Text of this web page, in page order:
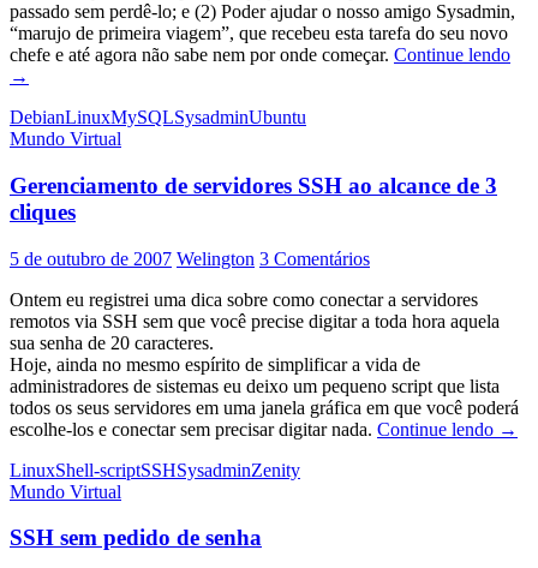
passado sem perdê-lo; e (2) Poder ajudar o nosso amigo Sysadmin,
“marujo de primeira viagem”, que recebeu esta tarefa do seu novo
chefe e até agora não sabe nem por onde começar. Continue lendo
→
DebianLinuxMySQLSysadminUbuntu
Mundo Virtual
Gerenciamento de servidores SSH ao alcance de 3
cliques
5 de outubro de 2007 Welington 3 Comentários
Ontem eu registrei uma dica sobre como conectar a servidores
remotos via SSH sem que você precise digitar a toda hora aquela
sua senha de 20 caracteres.
Hoje, ainda no mesmo espírito de simplificar a vida de
administradores de sistemas eu deixo um pequeno script que lista
todos os seus servidores em uma janela gráfica em que você poderá
escolhe-los e conectar sem precisar digitar nada. Continue lendo →
LinuxShell-scriptSSHSysadminZenity
Mundo Virtual
SSH sem pedido de senha